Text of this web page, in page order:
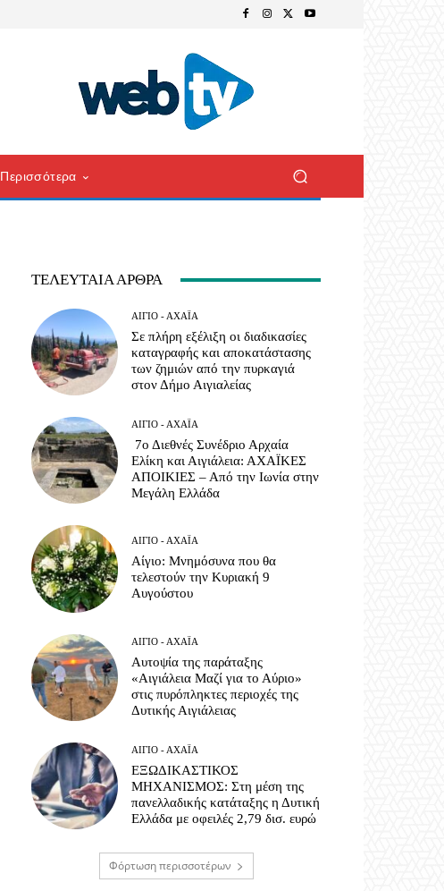
Περισσότερα
ΤΕΛΕΥΤΑΊΑ ΆΡΘΡΑ
ΑΊΓΙΟ - ΑΧΑΪ́Α
Σε πλήρη εξέλιξη οι διαδικασίες
καταγραφής και αποκατάστασης
των ζημιών από την πυρκαγιά
στον Δήμο Αιγιαλείας
ΑΊΓΙΟ - ΑΧΑΪ́Α
7ο Διεθνές Συνέδριο Αρχαία
Ελίκη και Αιγιάλεια: ΑΧΑΪΚΕΣ
ΑΠΟΙΚΙΕΣ – Από την Ιωνία στην
Μεγάλη Ελλάδα
ΑΊΓΙΟ - ΑΧΑΪ́Α
Αίγιο: Μνημόσυνα που θα
τελεστούν την Κυριακή 9
Αυγούστου
ΑΊΓΙΟ - ΑΧΑΪ́Α
Αυτοψία της παράταξης
«Αιγιάλεια Μαζί για το Αύριο»
στις πυρόπληκτες περιοχές της
Δυτικής Αιγιάλειας
ΑΊΓΙΟ - ΑΧΑΪ́Α
ΕΞΩΔΙΚΑΣΤΙΚΟΣ
ΜΗΧΑΝΙΣΜΟΣ: Στη μέση της
πανελλαδικής κατάταξης η Δυτική
Ελλάδα με οφειλές 2,79 δισ. ευρώ
Φόρτωση περισσοτέρων